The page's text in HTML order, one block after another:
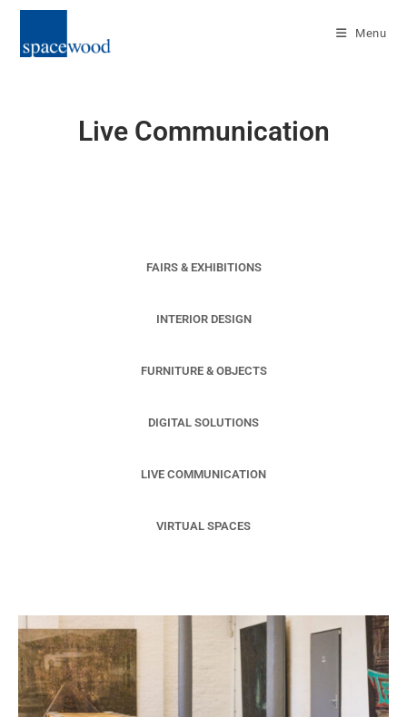
Menu
Live Communication
FAIRS & EXHIBITIONS
INTERIOR DESIGN
FURNITURE & OBJECTS
DIGITAL SOLUTIONS
LIVE COMMUNICATION
VIRTUAL SPACES